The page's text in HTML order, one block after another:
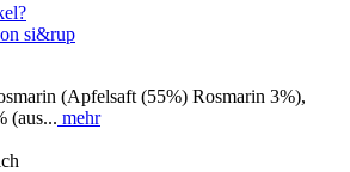
si&rup
(Apfelsaft (55%) Rosmarin 3%),
(aus... mehr